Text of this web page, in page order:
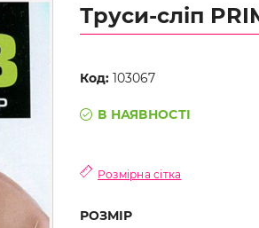
Труси-сліп
Код: 103067
В НАЯВНОСТІ
Розмірна сітка
РОЗМІР